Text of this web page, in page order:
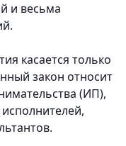
и весьма
касается только
закон относит
(ИП),